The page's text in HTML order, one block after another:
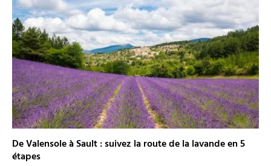
De Valensole à Sault : suivez la route de la lavande en 5
étapes